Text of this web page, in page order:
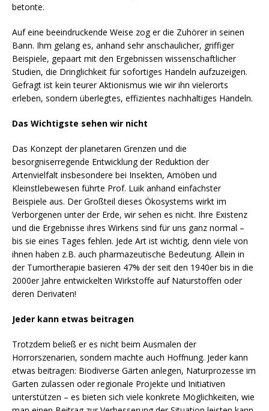
betonte.
Auf eine beeindruckende Weise zog er die Zuhörer in seinen
Bann. Ihm gelang es, anhand sehr anschaulicher, griffiger
Beispiele, gepaart mit den Ergebnissen wissenschaftlicher
Studien, die Dringlichkeit für sofortiges Handeln aufzuzeigen.
Gefragt ist kein teurer Aktionismus wie wir ihn vielerorts
erleben, sondern überlegtes, effizientes nachhaltiges Handeln.
Das Wichtigste sehen wir nicht
Das Konzept der planetaren Grenzen und die
besorgniserregende Entwicklung der Reduktion der
Artenvielfalt insbesondere bei Insekten, Amöben und
Kleinstlebewesen führte Prof. Luik anhand einfachster
Beispiele aus. Der Großteil dieses Ökosystems wirkt im
Verborgenen unter der Erde, wir sehen es nicht. Ihre Existenz
und die Ergebnisse ihres Wirkens sind für uns ganz normal –
bis sie eines Tages fehlen. Jede Art ist wichtig, denn viele von
ihnen haben z.B. auch pharmazeutische Bedeutung. Allein in
der Tumortherapie basieren 47% der seit den 1940er bis in die
2000er Jahre entwickelten Wirkstoffe auf Naturstoffen oder
deren Derivaten!
Jeder kann etwas beitragen
Trotzdem beließ er es nicht beim Ausmalen der
Horrorszenarien, sondern machte auch Hoffnung. Jeder kann
etwas beitragen: Biodiverse Gärten anlegen, Naturprozesse im
Garten zulassen oder regionale Projekte und Initiativen
unterstützen – es bieten sich viele konkrete Möglichkeiten, wie